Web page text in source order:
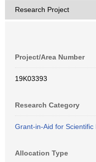
Research Project
Project/Area Number
19K03393
Research Category
Grant-in-Aid for Scientific
Allocation Type